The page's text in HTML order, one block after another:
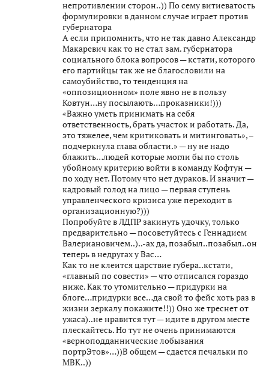
непротивлении сторон..)) По сему витиеватость
формулировки в данном случае играет против
губернатора
А если припомнить, что не так давно Александр
Макаревич как то не стал зам. губернатора
социального блока вопросов — кстати, которого
его партийцы так же не благословили на
самоубийство, то тенденция на
«оппозиционном» поле явно не в пользу
Ковтун…ну посылають…проказники!)))
«Важно уметь принимать на себя
ответственность, брать участок и работать. Да,
это тяжелее, чем критиковать и митинговать», –
подчеркнула глава области.» — ну не надо
блажить…людей которые могли бы по столь
убойному критерию войти в команду Кофтун —
по ходу нет. Потому что нет дураков. И значит —
кадровый голод на лицо — первая ступень
управленческого кризиса уже переходит в
организационную?)))
Попробуйте в ЛДПР закинуть удочку, только
предварительно — посоветуйтесь с Геннадием
Валериановичем..)..-ах да, позабыл..позабыл..он
теперь в недругах у Вас…
Как то не клеится царствие губера..кстати,
«главный по совести» — что отписался гораздо
ниже. Как то утомительно — придурки на
блоге…придурки все…да свой то фейс хоть раз в
жизни зеркалу покажите!!)) Оно же треснет от
ужаса)..не нравится тут — идите в другом месте
плескайтесь. Но тут не очень принимаются
«верноподданнические лобызания
портрЭтов»…))В общем — сдается печальки по
МВК..))